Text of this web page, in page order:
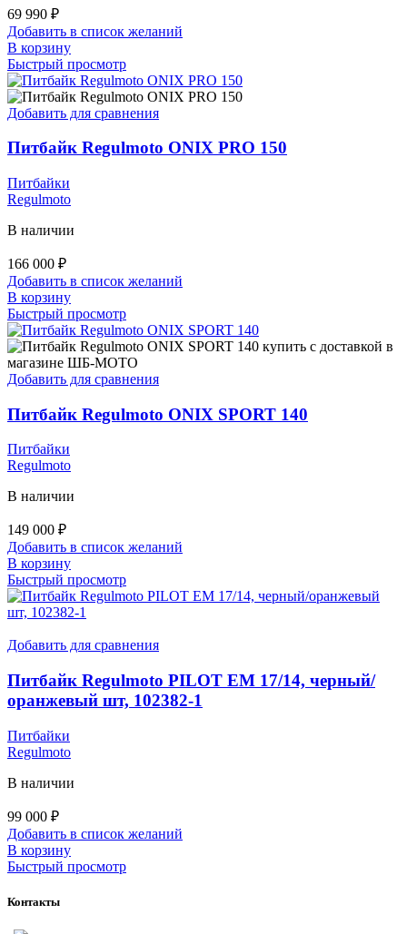
69 990 ₽
Добавить в список желаний
В корзину
Быстрый просмотр
Добавить для сравнения
Питбайк Regulmoto ONIX PRO 150
Питбайки
Regulmoto
В наличии
166 000 ₽
Добавить в список желаний
В корзину
Быстрый просмотр
Добавить для сравнения
Питбайк Regulmoto ONIX SPORT 140
Питбайки
Regulmoto
В наличии
149 000 ₽
Добавить в список желаний
В корзину
Быстрый просмотр
Добавить для сравнения
Питбайк Regulmoto PILOT EM 17/14, черный/
оранжевый шт, 102382-1
Питбайки
Regulmoto
В наличии
99 000 ₽
Добавить в список желаний
В корзину
Быстрый просмотр
Контакты